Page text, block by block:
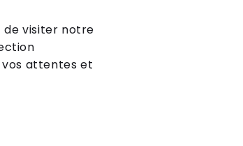
de visiter notre
vos attentes et